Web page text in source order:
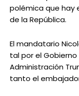
polémica que hay
de la República.
El mandatario
tal por el
Administración
tanto el